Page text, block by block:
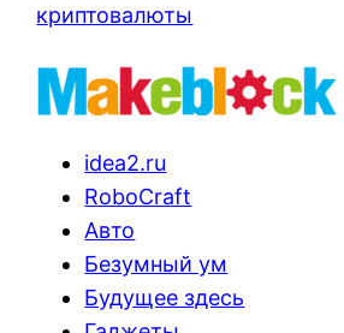
криптовалюты
idea2.ru
RoboCraft
Авто
Безумный ум
Будущее здесь